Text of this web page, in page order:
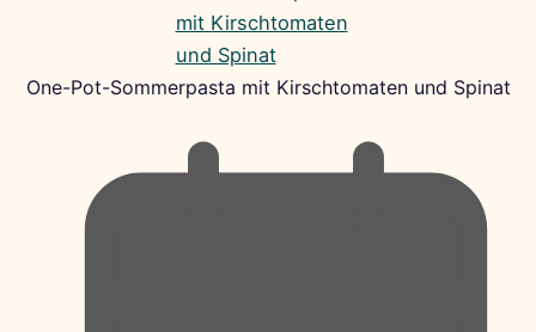
One-Pot-Sommerpasta mit Kirschtomaten und Spinat